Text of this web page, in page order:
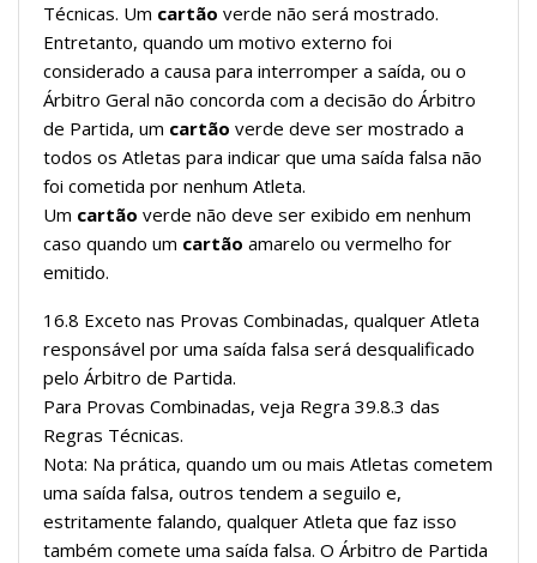
Técnicas. Um cartão verde não será mostrado.
Entretanto, quando um motivo externo foi
considerado a causa para interromper a saída, ou o
Árbitro Geral não concorda com a decisão do Árbitro
de Partida, um cartão verde deve ser mostrado a
todos os Atletas para indicar que uma saída falsa não
foi cometida por nenhum Atleta.
Um cartão verde não deve ser exibido em nenhum
caso quando um cartão amarelo ou vermelho for
emitido.
16.8 Exceto nas Provas Combinadas, qualquer Atleta
responsável por uma saída falsa será desqualificado
pelo Árbitro de Partida.
Para Provas Combinadas, veja Regra 39.8.3 das
Regras Técnicas.
Nota: Na prática, quando um ou mais Atletas cometem
uma saída falsa, outros tendem a seguilo e,
estritamente falando, qualquer Atleta que faz isso
também comete uma saída falsa. O Árbitro de Partida